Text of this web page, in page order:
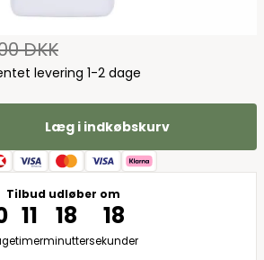
DKK
levering 1-2 dage
Læg i indkøbskurv
Tilbud udløber om
11
timer
18
minutter
17
sekunder